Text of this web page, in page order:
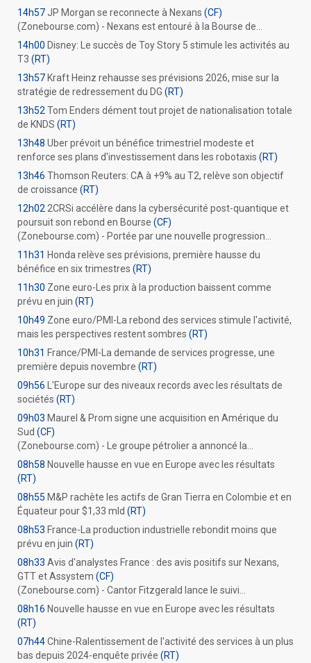
14h57JP Morgan se reconnecte à Nexans (CF)
(Zonebourse.com) - Nexans est entouré à la Bourse de...
14h00 Disney: Le succès de Toy Story 5 stimule les activités au
T3 (RT)
13h57 Kraft Heinz rehausse ses prévisions 2026, mise sur la
stratégie de redressement du DG (RT)
13h52 Tom Enders dément tout projet de nationalisation totale
de KNDS (RT)
13h48 Uber prévoit un bénéfice trimestriel modeste et
renforce ses plans d'investissement dans les robotaxis (RT)
13h46 Thomson Reuters: CA à +9% au T2, relève son objectif
de croissance (RT)
12h02 2CRSi accélère dans la cybersécurité post-quantique et
poursuit son rebond en Bourse (CF)
(Zonebourse.com) - Portée par une nouvelle progression...
11h31 Honda relève ses prévisions, première hausse du
bénéfice en six trimestres (RT)
11h30 Zone euro-Les prix à la production baissent comme
prévu en juin (RT)
10h49 Zone euro/PMI-La rebond des services stimule l'activité,
mais les perspectives restent sombres (RT)
10h31 France/PMI-La demande de services progresse, une
première depuis novembre (RT)
09h56 L'Europe sur des niveaux records avec les résultats de
sociétés (RT)
09h03 Maurel & Prom signe une acquisition en Amérique du
Sud (CF)
(Zonebourse.com) - Le groupe pétrolier a annoncé la...
08h58 Nouvelle hausse en vue en Europe avec les résultats
(RT)
08h55 M&P rachète les actifs de Gran Tierra en Colombie et en
Équateur pour $1,33 mld (RT)
08h53 France-La production industrielle rebondit moins que
prévu en juin (RT)
08h33 Avis d'analystes France : des avis positifs sur Nexans,
GTT et Assystem (CF)
(Zonebourse.com) - Cantor Fitzgerald lance le suivi...
08h16 Nouvelle hausse en vue en Europe avec les résultats
(RT)
07h44Chine-Ralentissement de l'activité des services à un plus
bas depuis 2024-enquête privée (RT)